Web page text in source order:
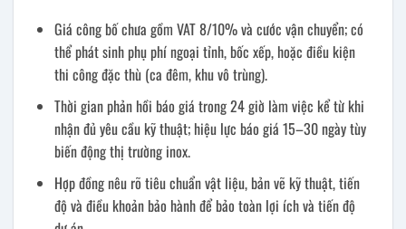
Giá công bố chưa gồm VAT 8/10% và cước vận chuyển; có
thể phát sinh phụ phí ngoại tỉnh, bốc xếp, hoặc điều kiện
thi công đặc thù (ca đêm, khu vô trùng).
Thời gian phản hồi báo giá trong 24 giờ làm việc kể từ khi
nhận đủ yêu cầu kỹ thuật; hiệu lực báo giá 15–30 ngày tùy
biến động thị trường inox.
Hợp đồng nêu rõ tiêu chuẩn vật liệu, bản vẽ kỹ thuật, tiến
độ và điều khoản bảo hành để bảo toàn lợi ích và tiến độ